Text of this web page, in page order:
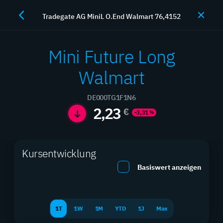
JETZT HANDELN
Hebelprodukte
Maximieren Sie Ihre Rendite mit professionellen
Tradegate AG MiniL O.End Walmart 76,4152
Mini Future Long
Walmart
DE000TG1F1N6
2,23 € -3,31 %
Kursentwicklung
Basiswert anzeigen
1T 1W 1M YTD 1J Max
SUCHEN